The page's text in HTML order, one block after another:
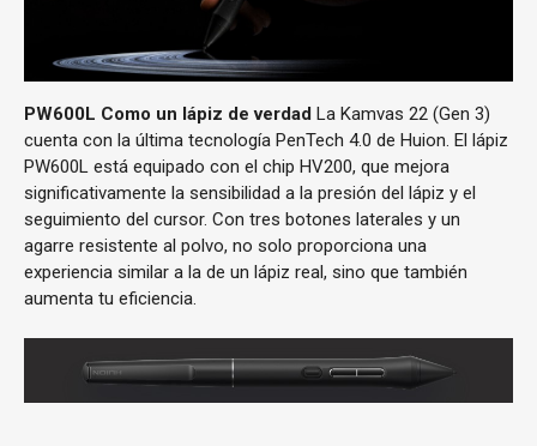
PW600L Como un lápiz de verdad La Kamvas 22 (Gen 3)
cuenta con la última tecnología PenTech 4.0 de Huion. El lápiz
PW600L está equipado con el chip HV200, que mejora
significativamente la sensibilidad a la presión del lápiz y el
seguimiento del cursor. Con tres botones laterales y un
agarre resistente al polvo, no solo proporciona una
experiencia similar a la de un lápiz real, sino que también
aumenta tu eficiencia.